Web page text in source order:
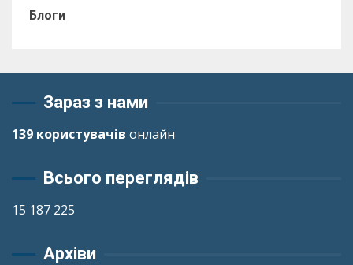
Блоги
Зараз з нами
139 користувачів онлайн
Всього переглядів
15 187 225
Архіви